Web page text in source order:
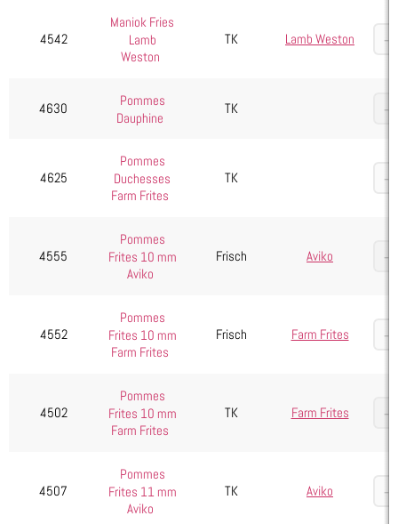
Garkartoffeln/div. Kartoffelprodukte
Kroketten
Wedges/Kartoffelecken
Kuchen & Desserts
Obst & Gemüse
Seafood, Fisch & Meeresfrüchte
Wurst & Schinken
4542
Maniok Fries
Lamb
Weston
TK Lamb Weston
4630
Pommes
Dauphine
TK
4625
Pommes
Duchesses
Farm Frites
TK
4555
Pommes
Frites 10 mm
Aviko
Frisch Aviko
4552
Pommes
Frites 10 mm
Farm Frites
Frisch Farm Frites
4502
Pommes
Frites 10 mm
Farm Frites
TK Farm Frites
4507
Pommes
Frites 11 mm
Aviko
TK Aviko